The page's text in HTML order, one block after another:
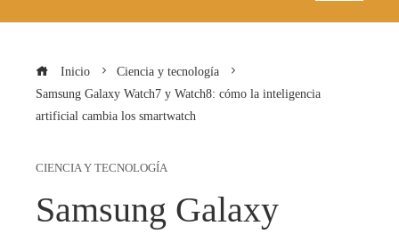
Inicio
Ciencia y tecnología
Samsung Galaxy Watch7 y Watch8: cómo la inteligencia
artificial cambia los smartwatch
CIENCIA Y TECNOLOGÍA
Samsung Galaxy